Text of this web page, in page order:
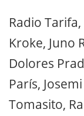
Radio
Kroke, Juno
Dolores
París,
Tomasito,